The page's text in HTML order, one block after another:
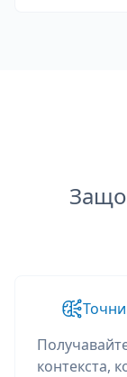
Защо
контекста,